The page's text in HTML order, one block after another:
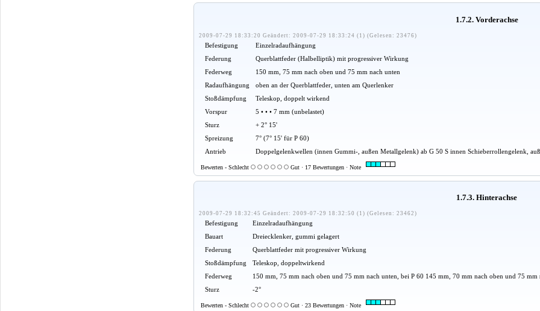
1.7.2. Vorderachse
2009-07-29 18:33:20 Geändert: 2009-07-29 18:33:24 (1) (Gelesen: 23476)
Befestigung
Einzelradaufhängung
Federung
Querblattfeder (Halbelliptik) mit progressiver Wirkung
Federweg
150 mm, 75 mm nach oben und 75 mm nach unten
Radaufhängung
oben an der Querblattfeder, unten am Querlenker
Stoßdämpfung
Teleskop, doppelt wirkend
Vorspur
5 • • • 7 mm (unbelastet)
Sturz
+ 2° 15'
Spreizung
7° (7° 15' für P 60)
Antrieb
Doppelgelenkwellen (innen Gummi-, außen Metallgelenk) ab G 50 S innen Schieberrollengelenk,
Bewerten - Schlecht Gut · 17 Bewertungen · Note
1.7.3. Hinterachse
2009-07-29 18:32:45 Geändert: 2009-07-29 18:32:50 (1) (Gelesen: 23462)
Befestigung
Einzelradaufhängung
Bauart
Dreiecklenker, gummi gelagert
Federung
Querblattfeder mit progressiver Wirkung
Stoßdämpfung
Teleskop, doppeltwirkend
Federweg
150 mm, 75 mm nach oben und 75 mm nach unten, bei P 60 145 mm, 70 mm nach oben und 75 mm
Sturz
-2°
Bewerten - Schlecht Gut · 23 Bewertungen · Note